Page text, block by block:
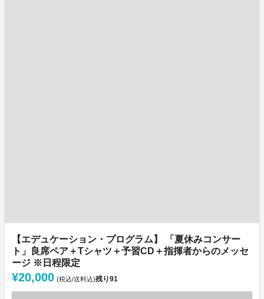
【エデュケーション・プログラム】 「夏休みコンサー
ト」良席ペア＋Tシャツ＋予習CD＋指揮者からのメッセ
ージ ※日程限定
¥20,000 (税込/送料込)残り91